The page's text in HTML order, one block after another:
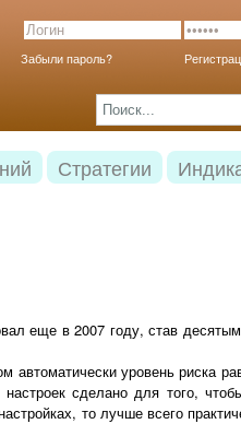
Забыли пароль?
Стратегии
еще в 2007 году, став
уровень риска
сделано для того,
то лучше всего